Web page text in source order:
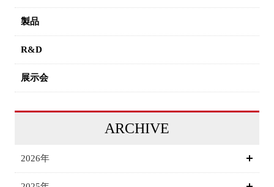
製品
R&D
展示会
ARCHIVE
2026年